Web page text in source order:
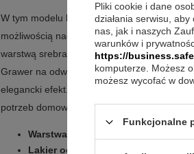
W tym modelu liczy się połączenie
możliwością nadania osobistego
warstwą srebra pr. 925, a delikatnie
Grawer na odwrocie jest wykonywany
elegancki efekt. To pamiątka, którą można
potrzeb domowej przestrzeni.
Warstwa srebra pr. 925
Lakier ochronny
Pliki cookie i dane
działania serwisu,
nas, jak i naszych
warunków i
https://
komputerze. Możesz
możesz wycofać w
Funkcjonalne